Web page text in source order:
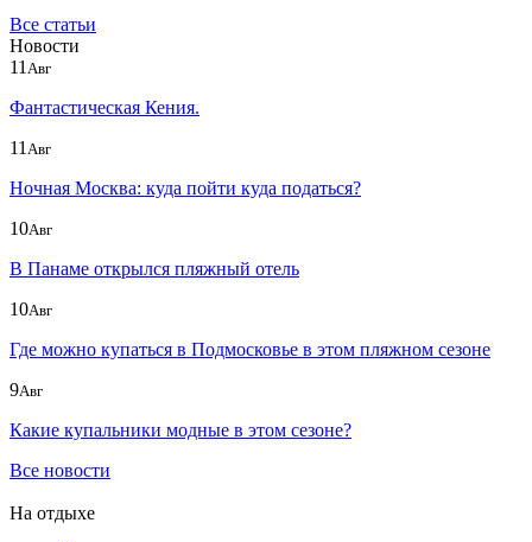
Все статьи
Новости
11 Авг
Фантастическая Кения.
11 Авг
Ночная Москва: куда пойти куда податься?
10Авг
В Панаме открылся пляжный отель
10Авг
Где можно купаться в Подмосковье в этом пляжном сезоне
9Авг
Какие купальники модные в этом сезоне?
Все новости
На отдыхе